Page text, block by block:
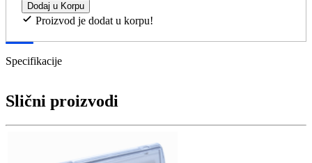
Dodaj u Korpu
Proizvod je dodat u korpu!
Specifikacije
Slični proizvodi